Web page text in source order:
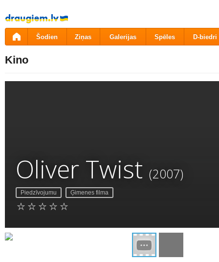
Pāriet
uz
saturu
Šodien Ziņas Galerijas Spēles D-biedri
Kino
Oliver Twist (2007)
Piedzīvojumu Ģimenes filma